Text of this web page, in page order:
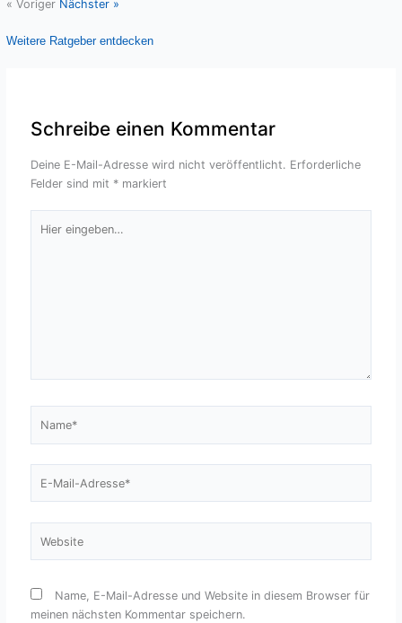
« Voriger Nächster »
Weitere Ratgeber entdecken
Schreibe einen Kommentar
Deine E-Mail-Adresse wird nicht veröffentlicht. Erforderliche
Felder sind mit * markiert
eingeben…
Mail-
Name, E-Mail-Adresse und Website in diesem Browser für
meinen nächsten Kommentar speichern.